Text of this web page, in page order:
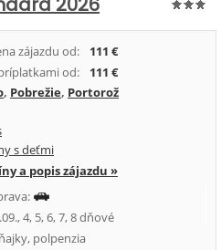
zájazdu od:
111 €
od:
111 €
, Pobrežie, Portorož
s deťmi
a popis zájazdu »
4, 5, 6, 7, 8 dňové
polpenzia